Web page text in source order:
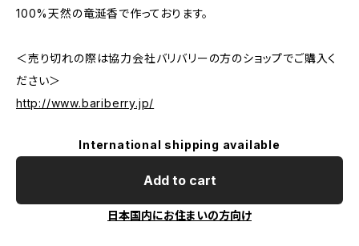
100%天然の竜涎香で作っております。
＜売り切れの際は協力会社バリバリーの方のショップでご購入く
ださい＞
http://www.bariberry.jp/
International shipping available
Add to cart
日本国内にお住まいの方向け